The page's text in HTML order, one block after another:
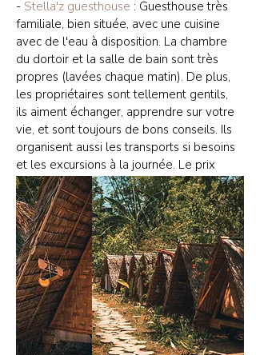
- Stella'z guesthouse : Guesthouse très
familiale, bien située, avec une cuisine
avec de l'eau à disposition. La chambre
du dortoir et la salle de bain sont très
propres (lavées chaque matin). De plus,
les propriétaires sont tellement gentils,
ils aiment échanger, apprendre sur votre
vie, et sont toujours de bons conseils. Ils
organisent aussi les transports si besoins
et les excursions à la journée. Le prix
était de6,50€la nuit.